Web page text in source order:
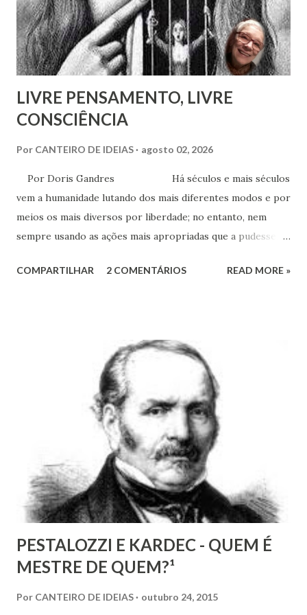
LIVRE PENSAMENTO, LIVRE
CONSCIÊNCIA
Por CANTEIRO DE IDEIAS agosto 02, 2026
Por Doris Gandres Há séculos e mais séculos
vem a humanidade lutando dos mais diferentes modos e por
meios os mais diversos por liberdade; no entanto, nem
sempre usando as ações mais apropriadas que a pudessem
aspecto material, terreno... Mesmo civilizações,
onde vige pressão, opressão, cerceamento, coação e
censura. E não podemos falar apenas do ponto de vista
geral, social, de cidadania, de direitos humanos etc, mas
também de segmentos religiosos e, nesse campo,
lamentavelmente, o meio/movimento espírita não está
excluído, o que me parece profundamente contraditório
quando se tem algum conhecim...
COMPARTILHAR 2 COMENTÁRIOS READ MORE »
PESTALOZZI E KARDEC - QUEM É
MESTRE DE QUEM?¹
Por CANTEIRO DE IDEIAS outubro 24, 2015